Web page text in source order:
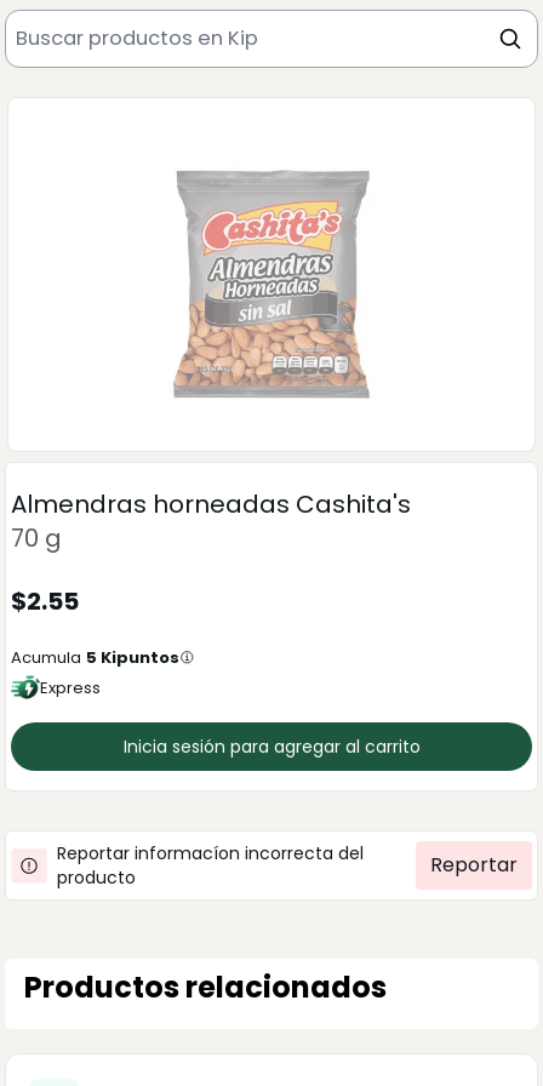
Almendras horneadas Cashita's
70 g
$2.55
Acumula 5 Kipuntos
Express
Inicia sesión para agregar al carrito
Reportar informacíon incorrecta del
producto
Reportar
Productos relacionados